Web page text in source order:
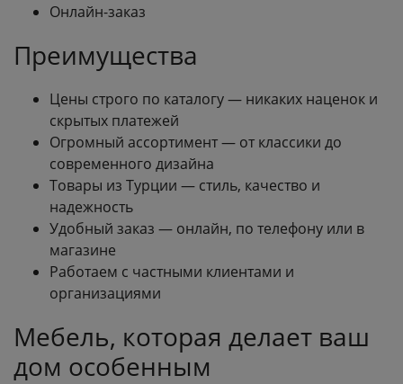
Онлайн-заказ
Преимущества
Цены строго по каталогу — никаких наценок и
скрытых платежей
Огромный ассортимент — от классики до
современного дизайна
Товары из Турции — стиль, качество и
надежность
Удобный заказ — онлайн, по телефону или в
магазине
Работаем с частными клиентами и
организациями
Мебель, которая делает ваш
дом особенным